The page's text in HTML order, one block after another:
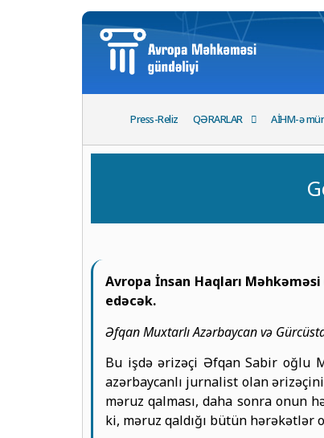
Press-Reliz QƏRARLAR AİHM-ə
Avropa İnsan Haqları
edəcək.
Əfqan Muxtarlı Azərbaycan və
Bu işdə ərizəçi Əfqan Sabir oğlu
azərbaycanlı jurnalist olan
məruz qalması, daha sonra onun
ki, məruz qaldığı bütün hərəkətlər